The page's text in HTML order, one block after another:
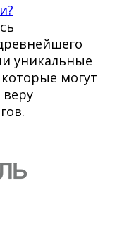
уникальные
могут